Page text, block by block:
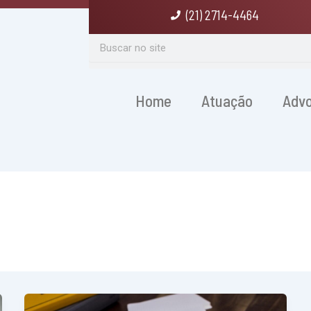
(21) 2714-4464
Home Atuação